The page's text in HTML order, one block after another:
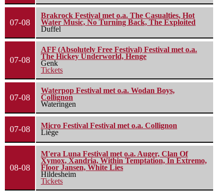
07-08
Brakrock Festival met o.a. The Casualties, Hot
Water Music, No Turning Back, The Exploited
Duffel
07-08
AFF (Absolutely Free Festival) Festival met o.a.
The Hickey Underworld, Henge
Genk
Tickets
07-08
Waterpop Festival met o.a. Wodan Boys,
Collignon
Wateringen
07-08
Micro Festival Festival met o.a. Collignon
Liège
08-08
M'era Luna Festival met o.a. Auger, Clan Of
Xymox, Xandria, Within Temptation, In Extremo,
Floor Jansen, White Lies
Hildesheim
Tickets